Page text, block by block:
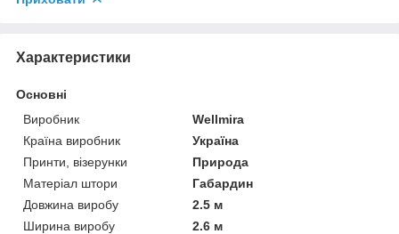
Характеристики
Основні
Виробник
Wellmira
Країна виробник
Україна
Принти, візерунки
Природа
Матеріал штори
Габардин
Довжина виробу
2.5 м
Ширина виробу
2.6 м